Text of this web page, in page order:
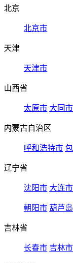
北京
北京市
天津
天津市
山西省
太原市 大同市
内蒙古自治区
呼和浩特市
辽宁省
沈阳市 大连市
朝阳市 葫芦
吉林省
长春市 吉林市